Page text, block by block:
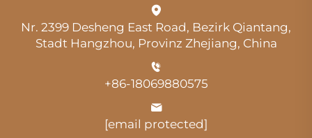
Nr. 2399 Desheng East Road, Bezirk Qiantang,
Stadt Hangzhou, Provinz Zhejiang, China
+86-18069880575
[email protected]